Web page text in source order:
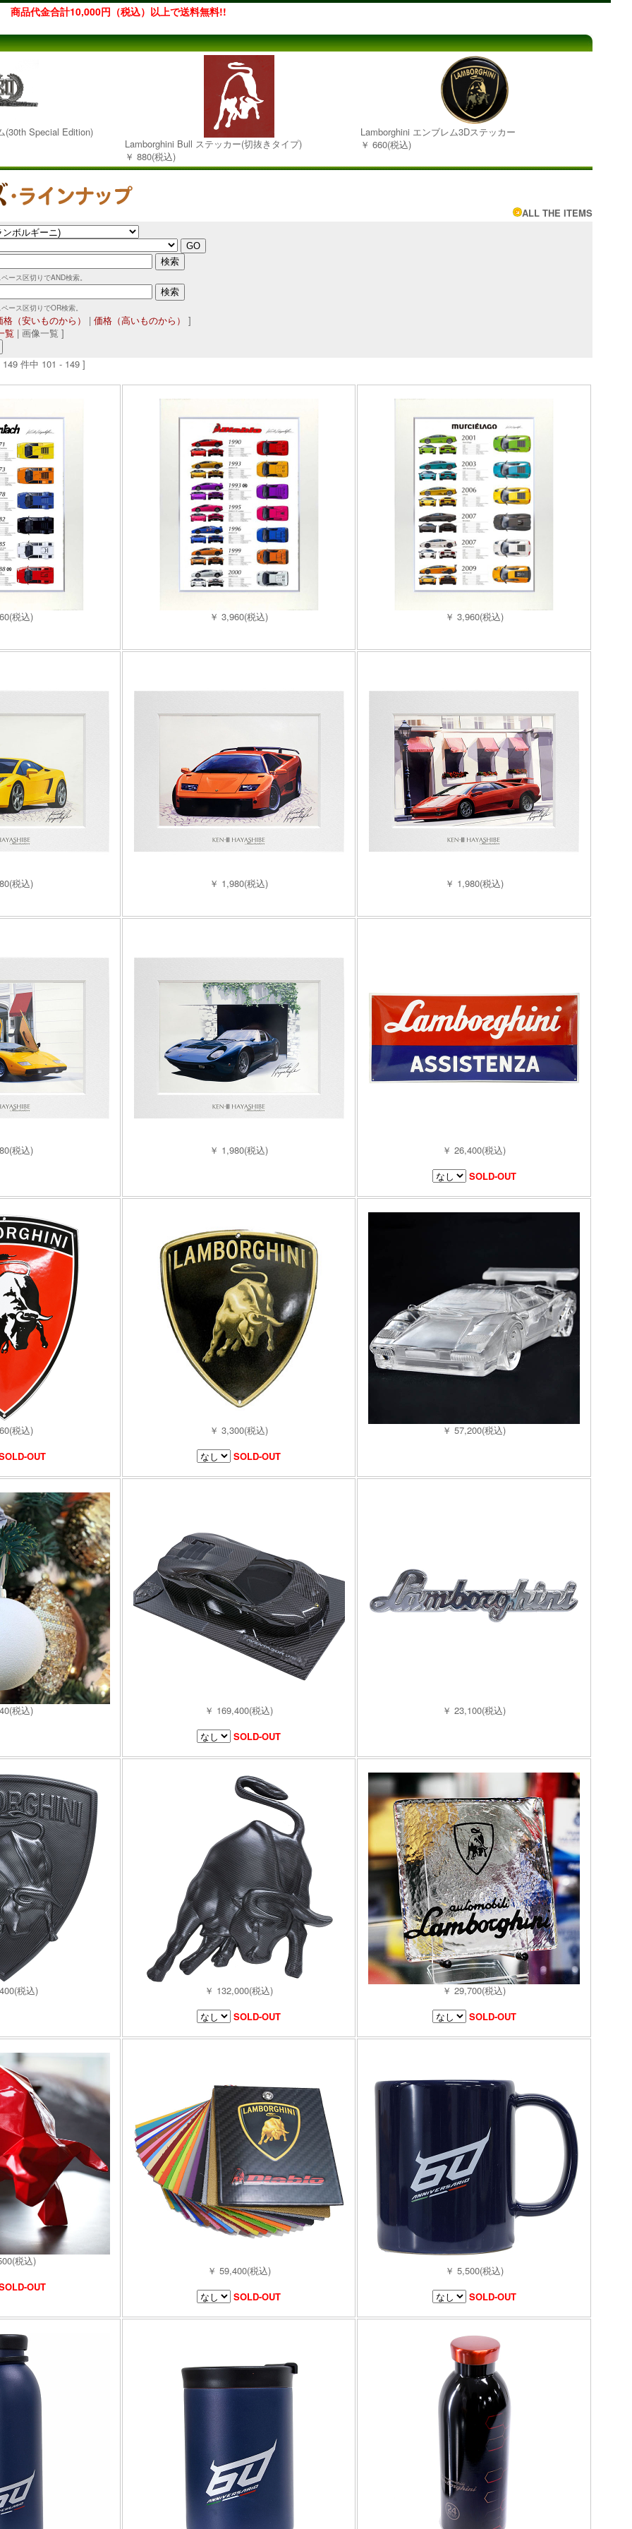
商品代金合計10,000円（税込）以上で送料無料!!
(30th Special Edition)
Lamborghini Bull ステッカー(切抜きタイプ)
￥ 880(税込)
Lamborghini エンブレム3Dステッカー
￥ 660(税込)
ALL THE ITEMS
ース区切りでAND検索。
ース区切りでOR検索。
格（安いものから） | 価格（高いものから）
]
覧 | 画像一覧 ]
件中 101 - 149 ]
税込) ￥ 3,960(税込) ￥ 3,960(税込)
税込) ￥ 1,980(税込) ￥ 1,980(税込)
税込) ￥ 1,980(税込)
￥ 26,400(税込)
SOLD-OUT
税込)
OUT
￥ 3,300(税込)
SOLD-OUT
￥ 57,200(税込)
税込)
￥ 169,400(税込)
SOLD-OUT
￥ 23,100(税込)
税込)
￥ 132,000(税込)
SOLD-OUT
￥ 29,700(税込)
SOLD-OUT
税込)
OUT
￥ 59,400(税込)
SOLD-OUT
￥ 5,500(税込)
SOLD-OUT